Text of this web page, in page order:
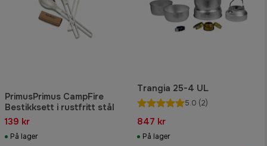
PrimusPrimus CampFire
Bestikksett i rustfritt stål
139 kr
På lager
Trangia 25-4 UL
5.0 (2)
847 kr
På lager